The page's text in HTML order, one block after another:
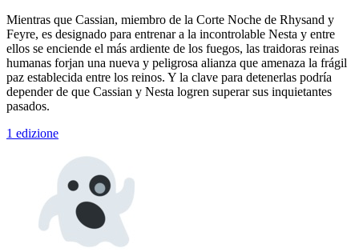
Mientras que Cassian, miembro de la Corte Noche de Rhysand y
Feyre, es designado para entrenar a la incontrolable Nesta y entre
ellos se enciende el más ardiente de los fuegos, las traidoras reinas
humanas forjan una nueva y peligrosa alianza que amenaza la frágil
paz establecida entre los reinos. Y la clave para detenerlas podría
depender de que Cassian y Nesta logren superar sus inquietantes
pasados.
1 edizione